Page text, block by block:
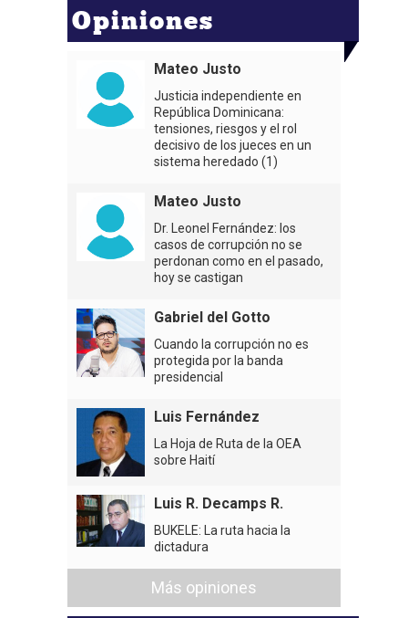
Opiniones
Mateo Justo
Justicia independiente en
República Dominicana:
tensiones, riesgos y el rol
decisivo de los jueces en un
sistema heredado (1)
Mateo Justo
Dr. Leonel Fernández: los
casos de corrupción no se
perdonan como en el pasado,
hoy se castigan
Gabriel del Gotto
Cuando la corrupción no es
protegida por la banda
presidencial
Luis Fernández
La Hoja de Ruta de la OEA
sobre Haití
Luis R. Decamps R.
BUKELE: La ruta hacia la
dictadura
Más opiniones